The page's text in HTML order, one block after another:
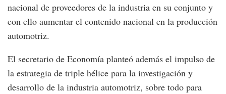
nacional de proveedores de la industria en su conjunto y
con ello aumentar el contenido nacional en la producción
automotriz.
El secretario de Economía planteó además el impulso de
la estrategia de triple hélice para la investigación y
desarrollo de la industria automotriz, sobre todo para